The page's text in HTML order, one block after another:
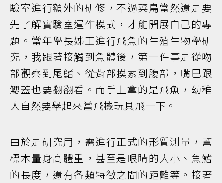
驗室進行額外的研修，不過菜鳥當然還是要
先了解實驗室運作模式，才能開展自己的專
題。當年學長姊正進行飛魚的生殖生物學研
究，我跟著接觸到魚體後，第一件事是從吻
部觀察到尾鰭、從背部摸索到腹部，嘴巴跟
鰓蓋也要翻翻看。而手上拿的是飛魚，幼稚
人自然要舉起來當飛機玩具飛一下。
由於是研究用，需進行正式的形質測量，幫
標本量身高體重，甚至是眼睛的大小、魚鰭
的長度，還有各類特徵之間的距離等。接著